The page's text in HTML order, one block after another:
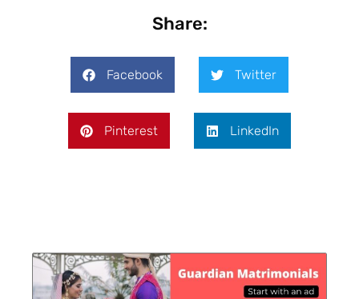
Share:
Facebook Twitter
Pinterest LinkedIn